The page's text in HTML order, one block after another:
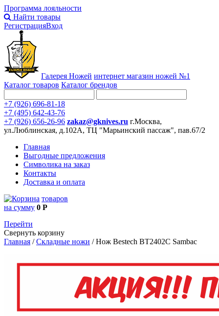
Программа лояльности
Найти товары
РегистрацияВход
Галерея Ножей интернет магазин ножей №1
Каталог товаров Каталог брендов
+7 (926) 696-81-18
+7 (495) 642-43-76
+7 (926) 656-26-96 zakaz@gknives.ru г.Москва,
ул.Люблинская, д.102А, ТЦ "Марьинский пассаж", пав.67/2
Главная
Выгодные предложения
Символика на заказ
Контакты
Доставка и оплата
товаров
на сумму 0 Р
Перейти
Свернуть корзину
Главная /Складные ножи /Нож Bestech BT2402C Sambac